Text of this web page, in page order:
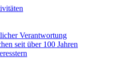
Verantwortung
seit über 100 Jahren